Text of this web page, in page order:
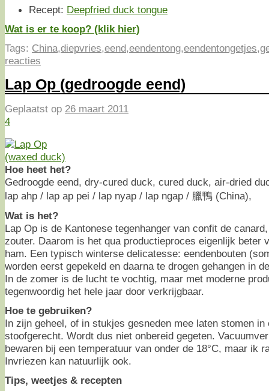
Recept: Deepfried duck tongue
Wat is er te koop? (klik hier)
Tags: China,diepvries,eend,eendentong,eendentongetjes,
reacties
Lap Op (gedroogde eend)
Geplaatst op 26 maart 2011
4
Hoe heet het?
Gedroogde eend, dry-cured duck, cured duck, air-dried
lap ahp / lap ap pei / lap nyap / lap ngap / 臘鴨 (China),
Wat is het?
Lap Op is de Kantonese tegenhanger van confit de
zouter. Daarom is het qua productieproces eigenlijk beter
ham. Een typisch winterse delicatesse: eendenbouten
worden eerst gepekeld en daarna te drogen gehangen in
In de zomer is de lucht te vochtig, maar met moderne
tegenwoordig het hele jaar door verkrijgbaar.
Hoe te gebruiken?
In zijn geheel, of in stukjes gesneden mee laten stomen
stoofgerecht. Wordt dus niet onbereid gegeten.
bewaren bij een temperatuur van onder de 18°C, maar ik
Invriezen kan natuurlijk ook.
Tips, weetjes & recepten